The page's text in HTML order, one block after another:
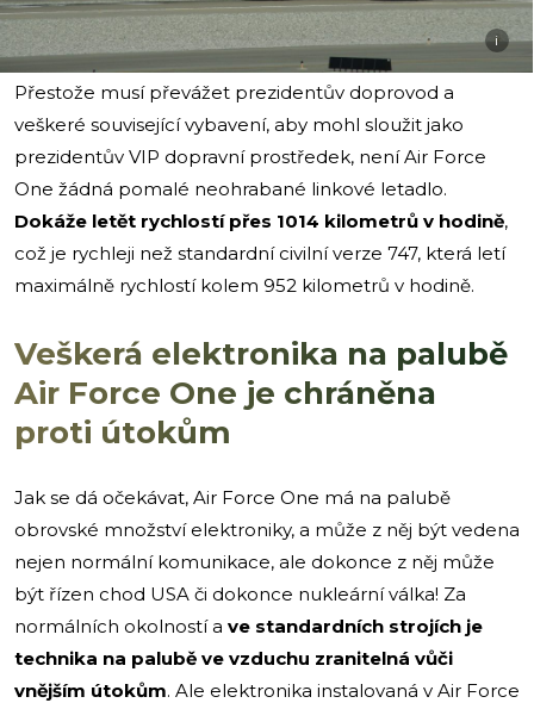
i
Přestože musí převážet prezidentův doprovod a
veškeré související vybavení, aby mohl sloužit jako
prezidentův VIP dopravní prostředek, není Air Force
One žádná pomalé neohrabané linkové letadlo.
Dokáže letět rychlostí přes 1014 kilometrů v hodině,
což je rychleji než standardní civilní verze 747, která letí
maximálně rychlostí kolem 952 kilometrů v hodině.
Veškerá elektronika na palubě
Air Force One je chráněna
proti útokům
Jak se dá očekávat, Air Force One má na palubě
obrovské množství elektroniky, a může z něj být vedena
nejen normální komunikace, ale dokonce z něj může
být řízen chod USA či dokonce nukleární válka! Za
normálních okolností a ve standardních strojích je
technika na palubě ve vzduchu zranitelná vůči
vnějším útokům. Ale elektronika instalovaná v Air Force